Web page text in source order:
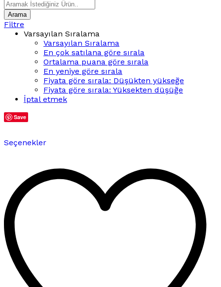
Arama
Filtre
Varsayılan Sıralama
Varsayılan Sıralama
En çok satılana göre sırala
Ortalama puana göre sırala
En yeniye göre sırala
Fiyata göre sırala: Düşükten yükseğe
Fiyata göre sırala: Yüksekten düşüğe
İptal etmek
Save
Seçeneklerürünün
varyasyonu
var.
Seçenekler